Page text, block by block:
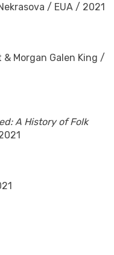
/ EUA / 2021
Morgan Galen King /
A History of Folk